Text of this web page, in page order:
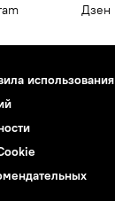
Дзен
использования